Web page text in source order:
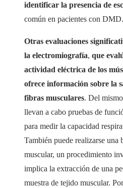
identificar la presencia de
común en pacientes con DMD.
Otras evaluaciones
la electromiografía, que
actividad eléctrica de los
ofrece información sobre la
fibras musculares. Del
llevan a cabo pruebas de
para medir la capacidad
También puede realizarse una
muscular, un procedimiento
implica la extracción de una
muestra de tejido muscular.